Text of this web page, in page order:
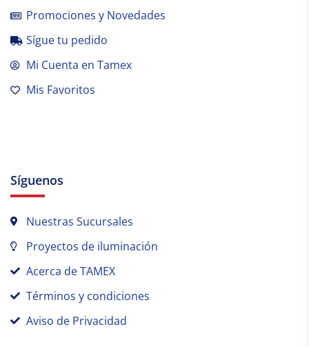
Promociones y Novedades
Sígue tu pedido
Mi Cuenta en Tamex
Mis Favoritos
Síguenos
Nuestras Sucursales
Proyectos de iluminación
Acerca de TAMEX
Términos y condiciones
Aviso de Privacidad